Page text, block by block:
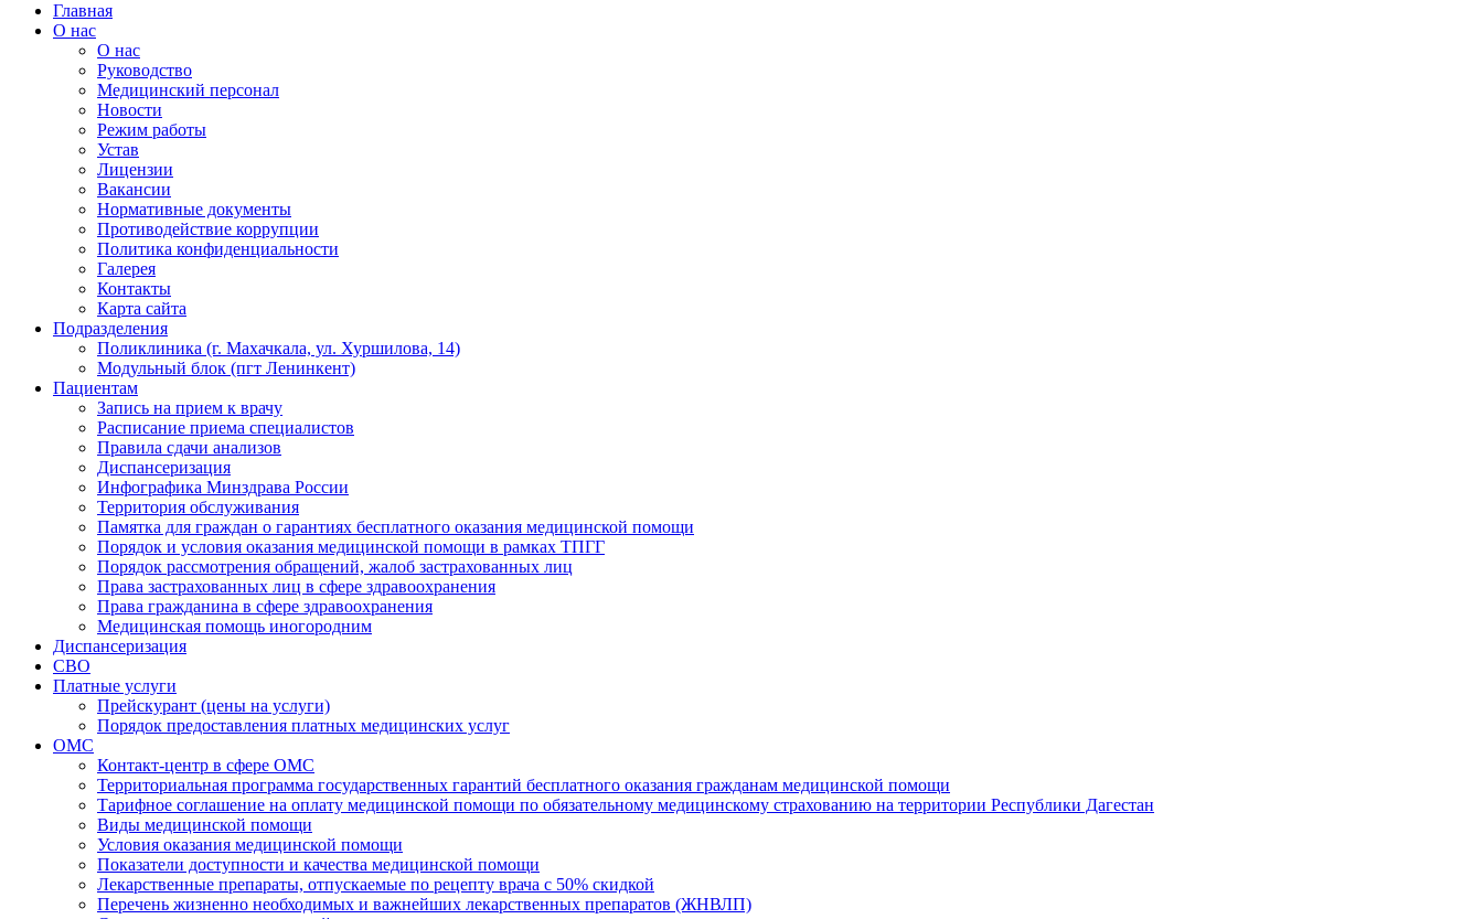
Главная
О нас
О нас
Руководство
Медицинский персонал
Новости
Режим работы
Устав
Лицензии
Вакансии
Нормативные документы
Противодействие коррупции
Политика конфиденциальности
Галерея
Контакты
Карта сайта
Подразделения
Поликлиника (г. Махачкала, ул. Хуршилова, 14)
Модульный блок (пгт Ленинкент)
Пациентам
Запись на прием к врачу
Расписание приема специалистов
Правила сдачи анализов
Диспансеризация
Инфографика Минздрава России
Территория обслуживания
Памятка для граждан о гарантиях бесплатного оказания медицинской помощи
Порядок и условия оказания медицинской помощи в рамках ТПГГ
Порядок рассмотрения обращений, жалоб застрахованных лиц
Права застрахованных лиц в сфере здравоохранения
Права гражданина в сфере здравоохранения
Медицинская помощь иногородним
Диспансеризация
СВО
Платные услуги
Прейскурант (цены на услуги)
Порядок предоставления платных медицинских услуг
ОМС
Контакт-центр в сфере ОМС
Территориальная программа государственных гарантий бесплатного оказания гражданам медицинской помощи
Тарифное соглашение на оплату медицинской помощи по обязательному медицинскому страхованию на территории Республики Дагестан
Виды медицинской помощи
Условия оказания медицинской помощи
Показатели доступности и качества медицинской помощи
Лекарственные препараты, отпускаемые по рецепту врача с 50% скидкой
Перечень жизненно необходимых и важнейших лекарственных препаратов (ЖНВЛП)